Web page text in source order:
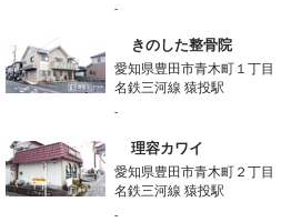
-
きのした整骨院
愛知県豊田市青木町１丁目
名鉄三河線 猿投駅
-
理容カワイ
愛知県豊田市青木町２丁目
名鉄三河線 猿投駅
-